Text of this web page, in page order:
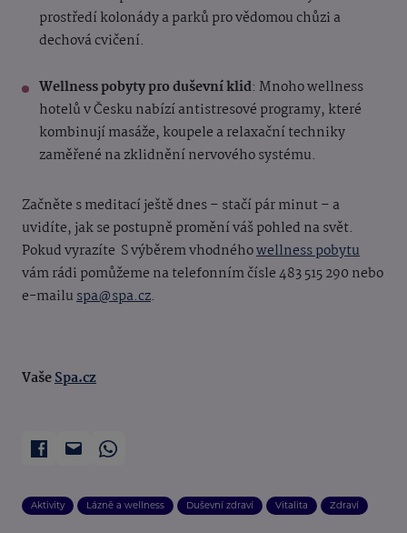
prostředí kolonády a parků pro vědomou chůzi a
dechová cvičení.
Wellness pobyty pro duševní klid: Mnoho wellness
hotelů v Česku nabízí antistresové programy, které
kombinují masáže, koupele a relaxační techniky
zaměřené na zklidnění nervového systému.
Začněte s meditací ještě dnes – stačí pár minut – a
uvidíte, jak se postupně promění váš pohled na svět.
Pokud vyrazíte S výběrem vhodnéhowellness pobytu
vám rádi pomůžeme na telefonním čísle 483 515 290 nebo
e-mailuspa@spa.cz.
VašeSpa.cz
Aktivity Lázně a wellness Duševní zdraví Vitalita Zdraví